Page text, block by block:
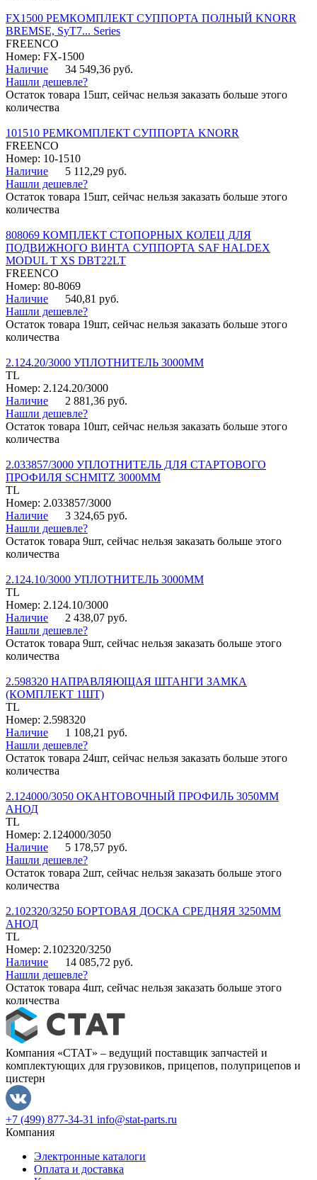
FX1500 РЕМКОМПЛЕКТ СУППОРТА ПОЛНЫЙ KNORR
BREMSE, SyT7... Series
FREENCO
Номер: FX-1500
Наличие
34 549,36 руб.
Нашли дешевле?
Остаток товара 15шт, сейчас нельзя заказать больше этого
количества
101510 РЕМКОМПЛЕКТ СУППОРТА KNORR
FREENCO
Номер: 10-1510
Наличие
5 112,29 руб.
Нашли дешевле?
Остаток товара 15шт, сейчас нельзя заказать больше этого
количества
808069 КОМПЛЕКТ СТОПОРНЫХ КОЛЕЦ ДЛЯ
ПОДВИЖНОГО ВИНТА СУППОРТА SAF HALDEX
MODUL T XS DBT22LT
FREENCO
Номер: 80-8069
Наличие
540,81 руб.
Нашли дешевле?
Остаток товара 19шт, сейчас нельзя заказать больше этого
количества
2.124.20/3000 УПЛОТНИТЕЛЬ 3000ММ
TL
Номер: 2.124.20/3000
Наличие
2 881,36 руб.
Нашли дешевле?
Остаток товара 10шт, сейчас нельзя заказать больше этого
количества
2.033857/3000 УПЛОТНИТЕЛЬ ДЛЯ СТАРТОВОГО
ПРОФИЛЯ SCHMITZ 3000ММ
TL
Номер: 2.033857/3000
Наличие
3 324,65 руб.
Нашли дешевле?
Остаток товара 9шт, сейчас нельзя заказать больше этого
количества
2.124.10/3000 УПЛОТНИТЕЛЬ 3000ММ
TL
Номер: 2.124.10/3000
Наличие
2 438,07 руб.
Нашли дешевле?
Остаток товара 9шт, сейчас нельзя заказать больше этого
количества
2.598320 НАПРАВЛЯЮЩАЯ ШТАНГИ ЗАМКА
(КОМПЛЕКТ 1ШТ)
TL
Номер: 2.598320
Наличие
1 108,21 руб.
Нашли дешевле?
Остаток товара 24шт, сейчас нельзя заказать больше этого
количества
2.124000/3050 ОКАНТОВОЧНЫЙ ПРОФИЛЬ 3050ММ
АНОД
TL
Номер: 2.124000/3050
Наличие
5 178,57 руб.
Нашли дешевле?
Остаток товара 2шт, сейчас нельзя заказать больше этого
количества
2.102320/3250 БОРТОВАЯ ДОСКА СРЕДНЯЯ 3250ММ
АНОД
TL
Номер: 2.102320/3250
Наличие
14 085,72 руб.
Нашли дешевле?
Остаток товара 4шт, сейчас нельзя заказать больше этого
количества
Компания «СТАТ» – ведущий поставщик запчастей и
комплектующих для грузовиков, прицепов, полуприцепов и
цистерн
+7 (499) 877-34-31 info@stat-parts.ru
Компания
Электронные каталоги
Оплата и доставка